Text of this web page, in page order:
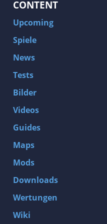
CONTENT
Upcoming
Spiele
News
Tests
Bilder
Videos
Guides
Maps
Mods
Downloads
Wertungen
Wiki